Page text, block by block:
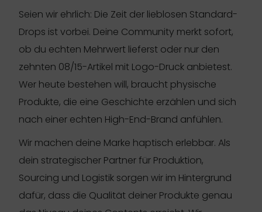
Seien wir ehrlich: Die Zeit der lieblosen Standard-
Drops ist vorbei. Deine Community merkt sofort,
ob du echten Mehrwert lieferst oder nur den
zehnten 08/15-Artikel mit Logo-Druck anbietest.
Wer heute bestehen will, braucht physische
Produkte, die eine Geschichte erzählen und sich
nach einer echten High-End-Brand anfühlen.
Wir machen deine Marke haptisch erlebbar. Als
dein strategischer Partner für Produktion,
Sourcing und Logistik sorgen wir im Hintergrund
dafür, dass die Qualität deiner Produkte genau